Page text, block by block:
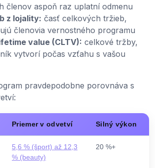
členov aspoň raz uplatní odmenu
z lojality: časť celkových tržieb,
členovia vernostného programu
value (CLTV): celkové tržby,
vytvorí počas vzťahu s vašou
pravdepodobne porovnáva s
Priemer v odvetví Silný výkon
5,6 % (šport) až 12,3
% (beauty)
20 %+